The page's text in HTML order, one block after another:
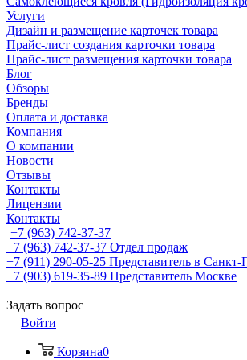
Услуги
Дизайн и размещение карточек товара
Прайс-лист создания карточки товара
Прайс-лист размещения карточки товара
Блог
Обзоры
Бренды
Оплата и доставка
Компания
О компании
Новости
Отзывы
Контакты
Лицензии
Контакты
+7 (963) 742-37-37
+7 (963) 742-37-37 Отдел продаж
+7 (911) 290-05-25 Представитель в Санкт-
+7 (903) 619-35-89 Представитель Москве
Задать вопрос
Войти
Корзина0